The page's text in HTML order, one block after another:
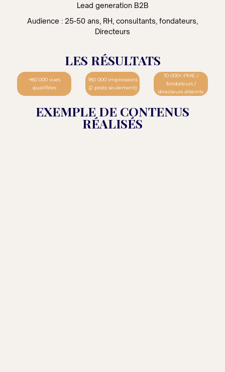
Lead generation B2B
Audience : 25-50 ans, RH, consultants, fondateurs,
Directeurs
LES RÉSULTATS
+80 000 vues
qualifiées
180 000 impressions
(2 posts seulement)
10 000+ PME /
fondateurs /
directeurs atteints
EXEMPLE DE CONTENUS
RÉALISÉS